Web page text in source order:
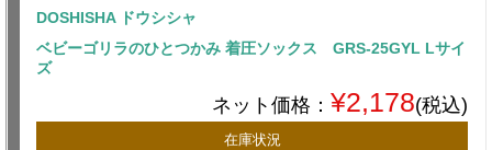
DOSHISHA ドウシシャ
ベビーゴリラのひとつかみ 着圧ソックス GRS-25GYL Lサイ
ズ
ネット価格： ¥2,178(税込)
在庫状況